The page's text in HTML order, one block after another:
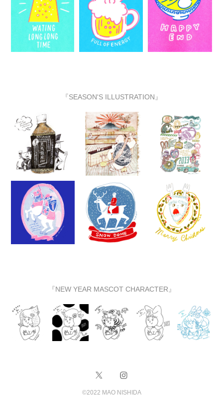
『SEASON'S ILLUSTRATION』
『NEW YEAR MASCOT CHARACTER』
©️2022 MAO NISHIDA